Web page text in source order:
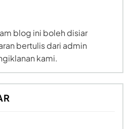
blog ini boleh disiar
bertulis dari admin
kami.